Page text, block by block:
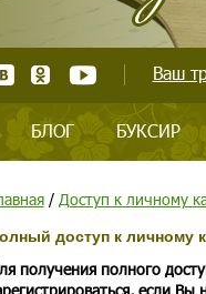
Ваш
БЛОГ БУКСИР
/ Доступ к личному
доступ к личному
получения полного